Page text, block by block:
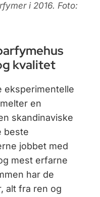
i 2016. Foto:
kvalitet
eksperimentelle
en
skandinaviske
beste
jobbet med
mest erfarne
har de
alt fra ren og